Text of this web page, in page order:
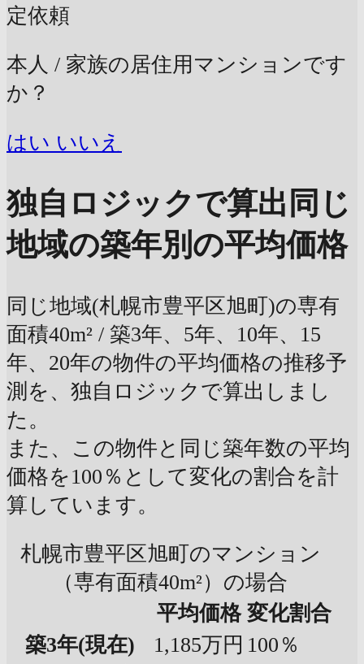
定依頼
本人 / 家族の居住用マンションです
か？
はい いいえ
独自ロジックで算出 同じ
地域の築年別の平均価格
同じ地域(札幌市豊平区旭町)の専有
面積40m² / 築3年、5年、10年、15
年、20年の物件の平均価格の推移予
測を、独自ロジックで算出しまし
た。
また、この物件と同じ築年数の平均
価格を100％として変化の割合を計
算しています。
札幌市豊平区旭町のマンション
（専有面積40m²）の場合
平均価格 変化割合
築3年(現在) 1,185万円 100％